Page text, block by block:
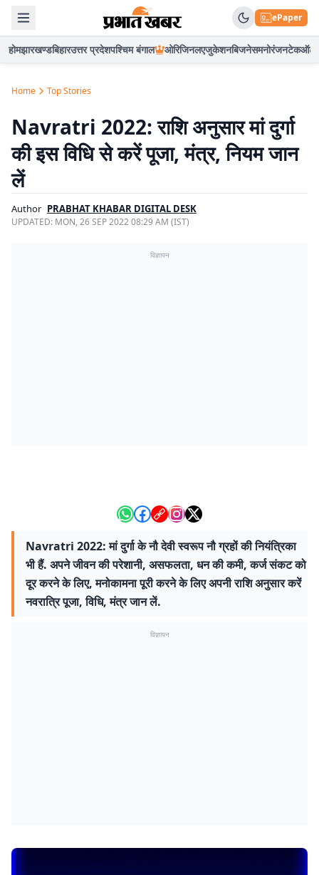
ePaper
होमझारखण्डबिहारउत्तर प्रदेशपश्चिम बंगाल ओरिजिनलएजुकेशनबिजनेसमनोरंजनटेकऑटो
Home Top Stories
Navratri 2022: राशि अनुसार मां दुर्गा
की इस विधि से करें पूजा, मंत्र, नियम जान
लें
Author PRABHAT KHABAR DIGITAL DESK
UPDATED: MON, 26 SEP 2022 08:29 AM (IST)
विज्ञापन
Navratri 2022: मां दुर्गा के नौ देवी स्वरूप नौ ग्रहों की नियंत्रिका
भी हैं. अपने जीवन की परेशानी, असफलता, धन की कमी, कर्ज संकट को
दूर करने के लिए, मनोकामना पूरी करने के लिए अपनी राशि अनुसार करें
नवरात्रि पूजा, विधि, मंत्र जान लें.
विज्ञापन